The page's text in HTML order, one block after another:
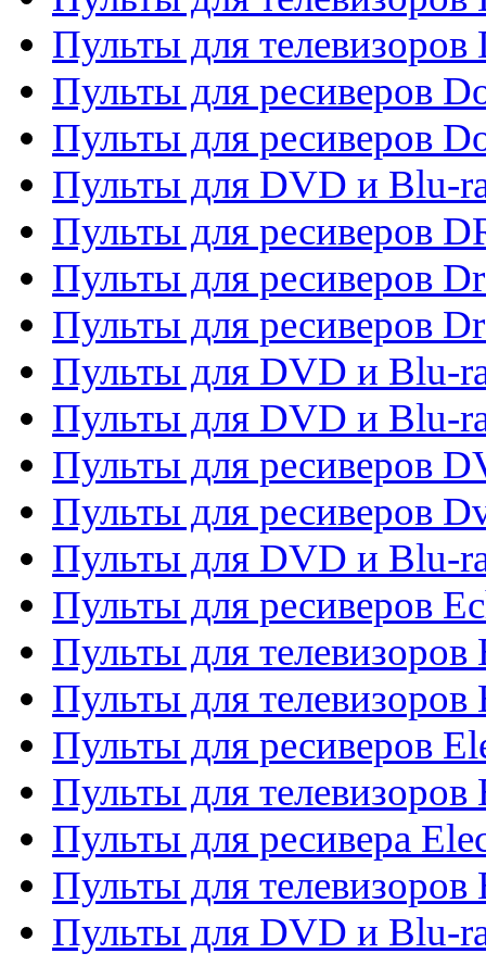
Пульты для
Пульты для ресиверов
Пульты для ресиверов
Пульты для DVD и Blu-
Пульты для ресиверов
Пульты для ресиверов
Пульты для ресиверов
Пульты для DVD и Blu-
Пульты для DVD и Blu-
Пульты для ресиверов
Пульты для ресиверов
Пульты для DVD и Blu-
Пульты для ресиверов
Пульты для телевизоров
Пульты для телевизоров
Пульты для ресиверов
Пульты для телевизоров
Пульты для ресивера
Пульты для телевизоров
Пульты для DVD и Blu-